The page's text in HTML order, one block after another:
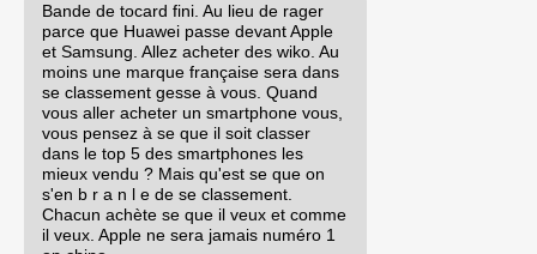
Bande de tocard fini. Au lieu de rager
parce que Huawei passe devant Apple
et Samsung. Allez acheter des wiko. Au
moins une marque française sera dans
se classement gesse à vous. Quand
vous aller acheter un smartphone vous,
vous pensez à se que il soit classer
dans le top 5 des smartphones les
mieux vendu ? Mais qu'est se que on
s'en b r a n l e de se classement.
Chacun achète se que il veux et comme
il veux. Apple ne sera jamais numéro 1